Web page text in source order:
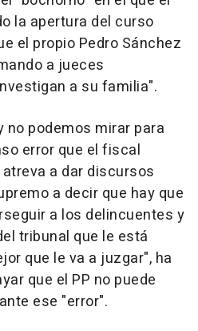
la apertura del curso
el propio Pedro Sánchez
a jueces
a su familia".
no podemos mirar para
error que el fiscal
a dar discursos
a decir que hay que
a los delincuentes y
tribunal que le está
que le va a juzgar", ha
que el PP no puede
ese "error".